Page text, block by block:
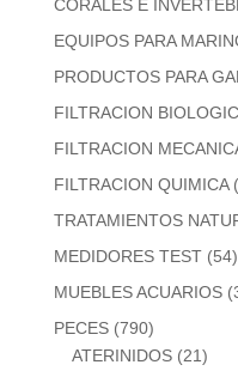
CORALES E
EQUIPOS PARA
PRODUCTOS PARA
FILTRACION
FILTRACION
FILTRACION QUIMICA
TRATAMIENTOS
MEDIDORES TEST (54)
MUEBLES ACUARIOS
PECES (790)
ATERINIDOS (21)